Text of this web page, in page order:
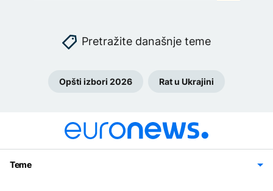
Pretražite današnje teme
Opšti izbori 2026 Rat u Ukrajini
Teme